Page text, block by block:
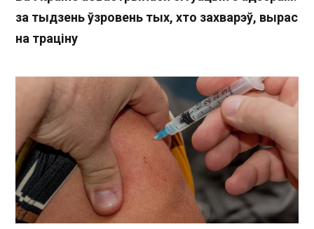
за тыдзень ўзровень тых, хто захварэў, вырас
на траціну